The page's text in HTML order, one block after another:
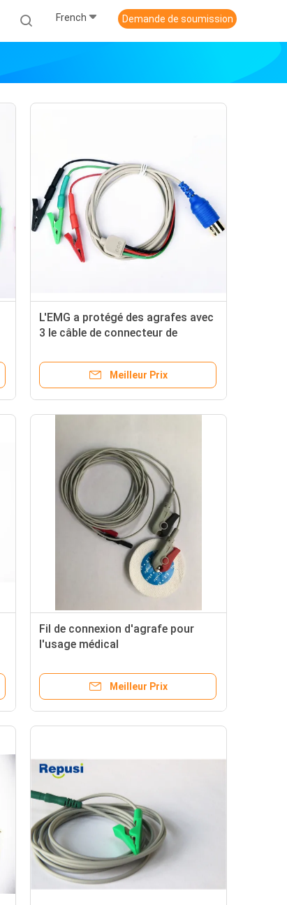
French Demande de soumission
L'EMG a protégé des agrafes avec
3 le câble de connecteur de
Meilleur Prix
Fil de connexion d'agrafe pour
l'usage médical
Meilleur Prix